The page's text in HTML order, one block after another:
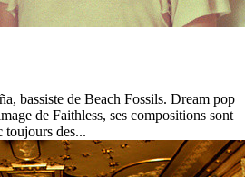
bassiste de Beach Fossils. Dream pop
de Faithless, ses compositions sont
toujours des...